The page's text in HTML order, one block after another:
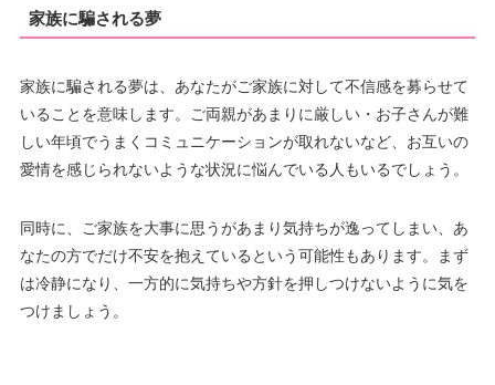
家族に騙される夢
家族に騙される夢は、あなたがご家族に対して不信感を募らせて
いることを意味します。ご両親があまりに厳しい・お子さんが難
しい年頃でうまくコミュニケーションが取れないなど、お互いの
愛情を感じられないような状況に悩んでいる人もいるでしょう。
同時に、ご家族を大事に思うがあまり気持ちが逸ってしまい、あ
なたの方でだけ不安を抱えているという可能性もあります。まず
は冷静になり、一方的に気持ちや方針を押しつけないように気を
つけましょう。